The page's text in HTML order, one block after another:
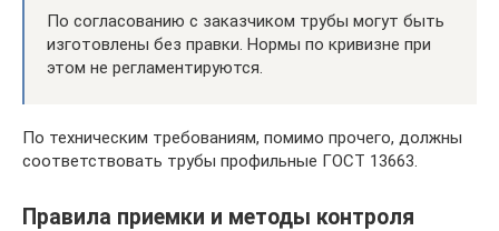
По согласованию с заказчиком трубы могут быть
изготовлены без правки. Нормы по кривизне при
этом не регламентируются.
По техническим требованиям, помимо прочего, должны
соответствовать трубы профильные ГОСТ 13663.
Правила приемки и методы контроля